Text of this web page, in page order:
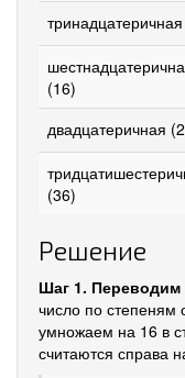
(16)
двадцатеричная
(36)
Решение
Шаг 1. Переводим
число по
умножаем на 16 в
считаются справа